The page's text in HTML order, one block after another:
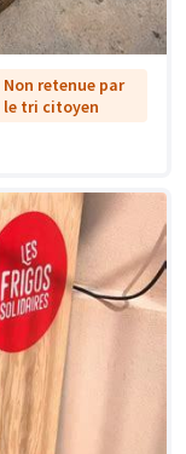
Non retenue par
le tri citoyen